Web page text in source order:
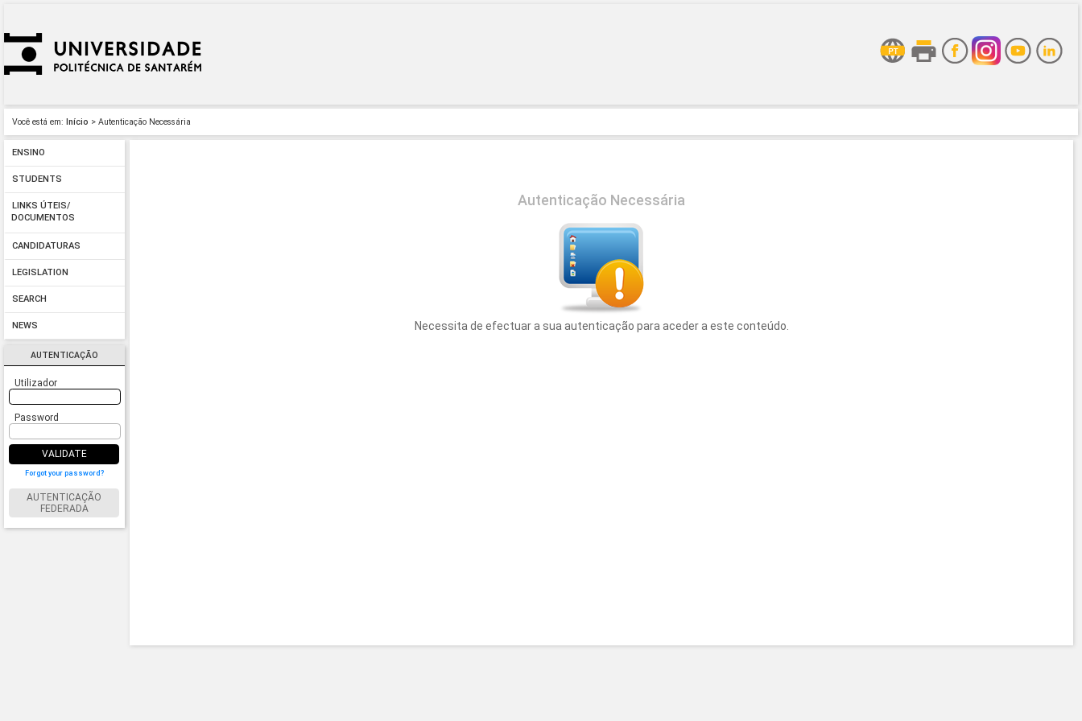
Você está em: Início > Autenticação Necessária
ENSINO
STUDENTS
LINKS ÚTEIS/
DOCUMENTOS
CANDIDATURAS
LEGISLATION
SEARCH
NEWS
AUTENTICAÇÃO
Utilizador
Password
VALIDATE
Forgot your password?
AUTENTICAÇÃO
FEDERADA
Autenticação Necessária
Necessita de efectuar a sua autenticação para aceder a este conteúdo.